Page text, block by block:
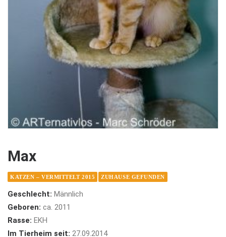
Max
KATZEN – VERMITTELT 2015 ZUHAUSE GEFUNDEN
Geschlecht: Männlich
Geboren: ca. 2011
Rasse: EKH
Im Tierheim seit: 27.09.2014